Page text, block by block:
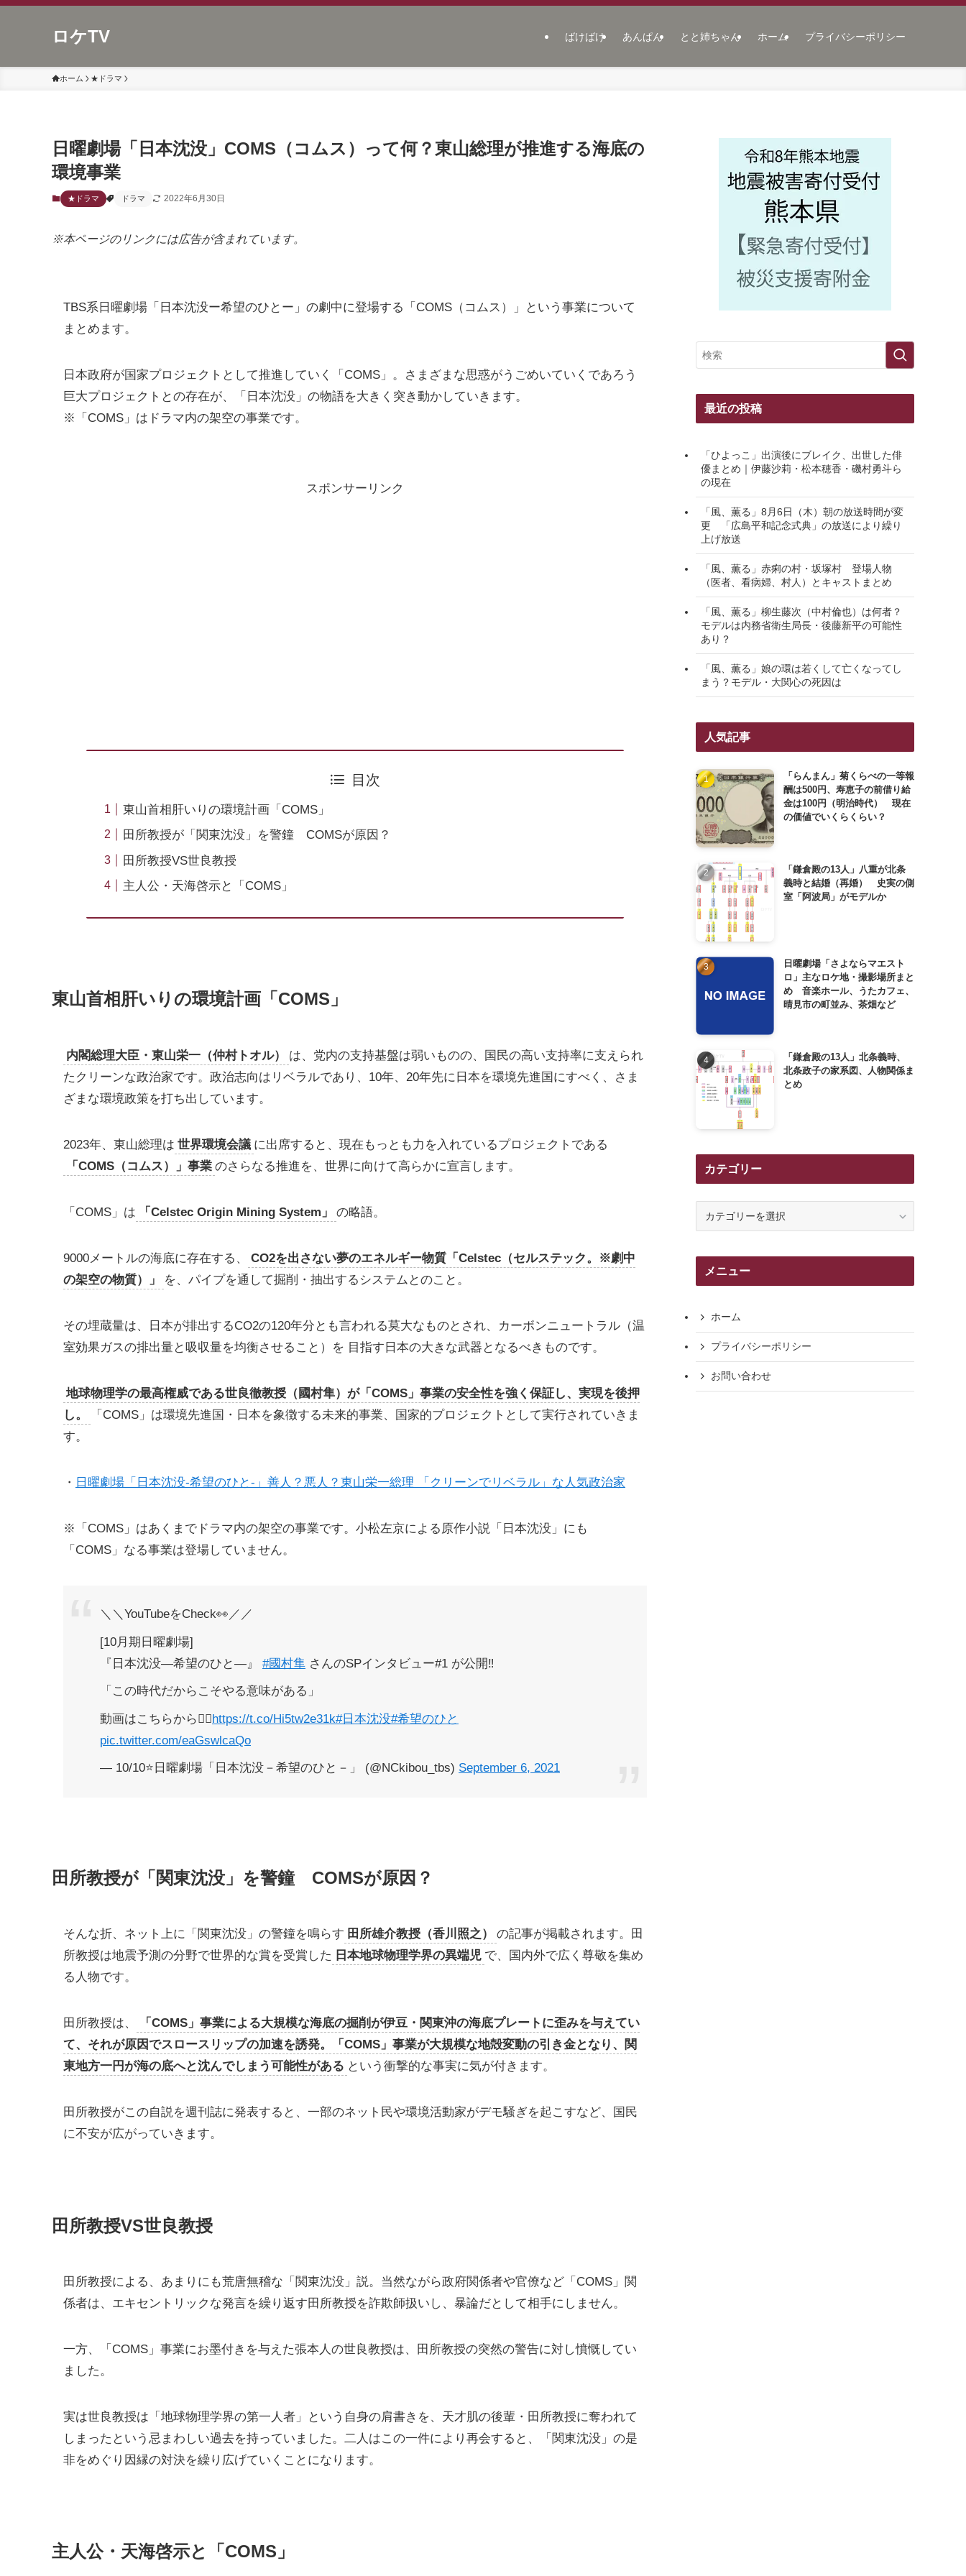
ロケTV ばけばけ あんぱん とと姉ちゃん ホーム プライバシーポリシー
ホーム ★ドラマ
日曜劇場「日本沈没」COMS（コムス）って何？東山総理が推進する海底の
環境事業
★ドラマ ドラマ 2022年6月30日
※本ページのリンクには広告が含まれています。
TBS系日曜劇場「日本沈没ー希望のひとー」の劇中に登場する「COMS（コムス）」という事業について
まとめます。
日本政府が国家プロジェクトとして推進していく「COMS」。さまざまな思惑がうごめいていくであろう
巨大プロジェクトとの存在が、「日本沈没」の物語を大きく突き動かしていきます。
※「COMS」はドラマ内の架空の事業です。
スポンサーリンク
目次
東山首相肝いりの環境計画「COMS」
田所教授が「関東沈没」を警鐘 COMSが原因？
田所教授VS世良教授
主人公・天海啓示と「COMS」
東山首相肝いりの環境計画「COMS」
内閣総理大臣・東山栄一（仲村トオル）
は、党内の支持基盤は弱いものの、国民の高い支持率に支えられ
たクリーンな政治家です。政治志向はリベラルであり、10年、20年先に日本を環境先進国にすべく、さま
ざまな環境政策を打ち出しています。
2023年、東山総理は 世界環境会議 に出席すると、現在もっとも力を入れているプロジェクトである
「COMS（コムス）」事業 のさらなる推進を、世界に向けて高らかに宣言します。
「COMS」は 「Celstec Origin Mining System」 の略語。
9000メートルの海底に存在する、
CO2を出さない夢のエネルギー物質「Celstec（セルステック。※劇中
の架空の物質）」
を、パイプを通して掘削・抽出するシステムとのこと。
その埋蔵量は、日本が排出するCO2の120年分とも言われる莫大なものとされ、カーボンニュートラル（温
室効果ガスの排出量と吸収量を均衡させること）を 目指す日本の大きな武器となるべきものです。
地球物理学の最高権威である世良徹教授（國村隼）が「COMS」事業の安全性を強く保証し、実現を後押
し。
「COMS」は環境先進国・日本を象徴する未来的事業、国家的プロジェクトとして実行されていきま
す。
・ 日曜劇場「日本沈没-希望のひと-」善人？悪人？東山栄一総理 「クリーンでリベラル」な人気政治家
※「COMS」はあくまでドラマ内の架空の事業です。小松左京による原作小説「日本沈没」にも
「COMS」なる事業は登場していません。
＼＼YouTubeをCheck👀／／
[10月期日曜劇場]
『日本沈没―希望のひと―』 #國村隼 さんのSPインタビュー#1 が公開‼️
「この時代だからこそやる意味がある」
動画はこちらから💁‍♀️https://t.co/Hi5tw2e31k#日本沈没#希望のひと
pic.twitter.com/eaGswlcaQo
— 10/10⭐️日曜劇場「日本沈没－希望のひと－」 (@NCkibou_tbs) September 6, 2021
田所教授が「関東沈没」を警鐘 COMSが原因？
そんな折、ネット上に「関東沈没」の警鐘を鳴らす 田所雄介教授（香川照之）
の記事が掲載されます。田
所教授は地震予測の分野で世界的な賞を受賞した 日本地球物理学界の異端児 で、国内外で広く尊敬を集め
る人物です。
田所教授は、
「COMS」事業による大規模な海底の掘削が伊豆・関東沖の海底プレートに歪みを与えてい
て、それが原因でスロースリップの加速を誘発。「COMS」事業が大規模な地殻変動の引き金となり、関
東地方一円が海の底へと沈んでしまう可能性がある という衝撃的な事実に気が付きます。
田所教授がこの自説を週刊誌に発表すると、一部のネット民や環境活動家がデモ騒ぎを起こすなど、国民
に不安が広がっていきます。
田所教授VS世良教授
田所教授による、あまりにも荒唐無稽な「関東沈没」説。当然ながら政府関係者や官僚など「COMS」関
係者は、エキセントリックな発言を繰り返す田所教授を詐欺師扱いし、暴論だとして相手にしません。
一方、「COMS」事業にお墨付きを与えた張本人の世良教授は、田所教授の突然の警告に対し憤慨してい
ました。
実は世良教授は「地球物理学界の第一人者」という自身の肩書きを、天才肌の後輩・田所教授に奪われて
しまったという忌まわしい過去を持っていました。二人はこの一件により再会すると、「関東沈没」の是
非をめぐり因縁の対決を繰り広げていくことになります。
主人公・天海啓示と「COMS」
最近の投稿
「ひよっこ」出演後にブレイク、出世した俳
優まとめ｜伊藤沙莉・松本穂香・磯村勇斗ら
の現在
「風、薫る」8月6日（木）朝の放送時間が変
更 「広島平和記念式典」の放送により繰り
上げ放送
「風、薫る」赤痢の村・坂塚村 登場人物
（医者、看病婦、村人）とキャストまとめ
「風、薫る」柳生藤次（中村倫也）は何者？
モデルは内務省衛生局長・後藤新平の可能性
あり？
「風、薫る」娘の環は若くして亡くなってし
まう？モデル・大関心の死因は
人気記事
「らんまん」菊くらべの一等報
酬は500円、寿恵子の前借り給
金は100円（明治時代） 現在
の価値でいくらくらい？
「鎌倉殿の13人」八重が北条
義時と結婚（再婚） 史実の側
室「阿波局」がモデルか
日曜劇場「さよならマエスト
ロ」主なロケ地・撮影場所まと
め 音楽ホール、うたカフェ、
晴見市の町並み、茶畑など
「鎌倉殿の13人」北条義時、
北条政子の家系図、人物関係ま
とめ
カテゴリー
リ
メニュー
ホーム
プライバシーポリシー
お問い合わせ